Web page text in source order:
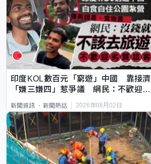
印度KOL數百元「窮遊」中國 靠接濟
「嫌三嫌四」惹爭議 網民：不歡迎劣
新聞資訊 新聞熱話 2026年08月02日